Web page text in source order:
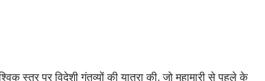
स्तर पर विदेशी गंतव्यों की यात्रा की, जो महामारी से पहले के